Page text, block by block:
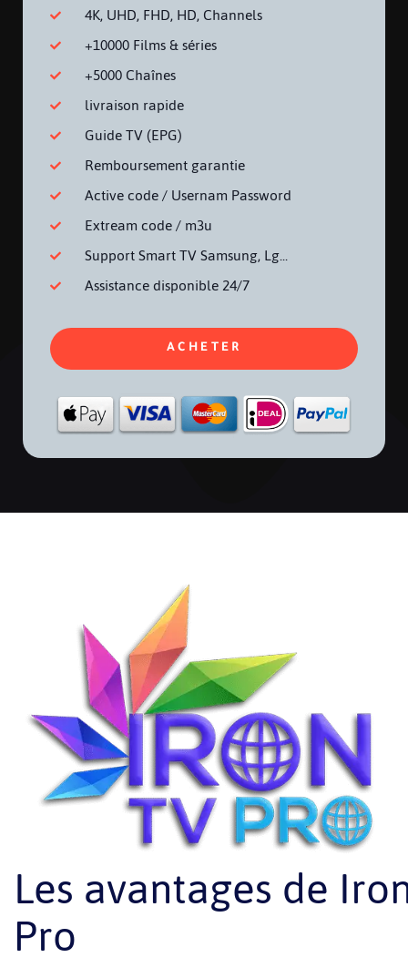
4K, UHD, FHD, HD, Channels
+10000 Films & séries
+5000 Chaînes
livraison rapide
Guide TV (EPG)
Remboursement garantie
Active code / Usernam Password
Extream code / m3u
Support Smart TV Samsung, Lg...
Assistance disponible 24/7
ACHETER
Les avantages de
Pro